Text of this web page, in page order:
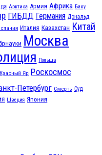
Арктика Армия Африка Баку
ГИБДД Германия Дональд
Италия Казахстан Китай
Москва
Польша
Яр Роскосмос
Петербург Смерть Суд
Швеция Япония